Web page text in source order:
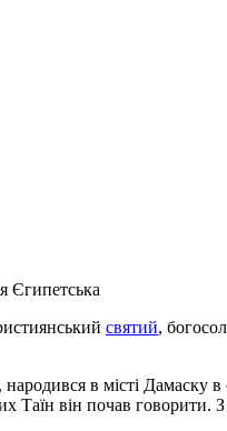
Єгипетська
святий,
в місті Дамаску
Таїн він почав говорити.